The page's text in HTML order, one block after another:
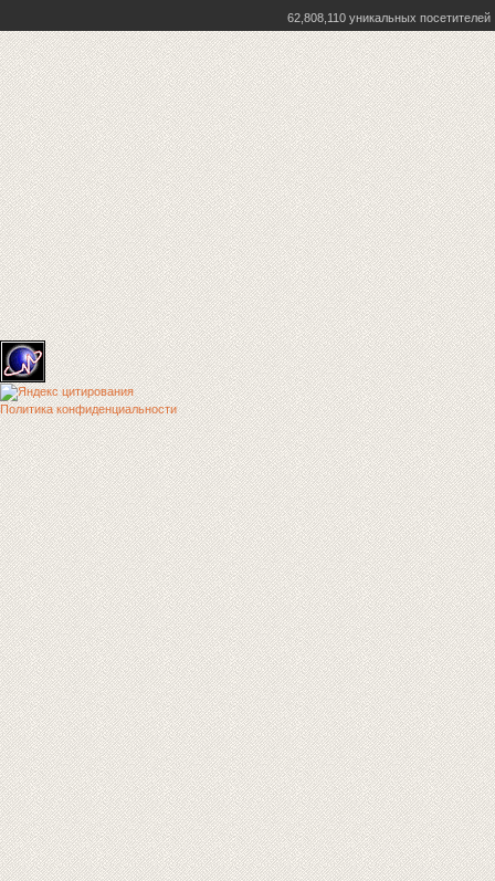
62,808,110 уникальных посетителей
Политика конфиденциальности